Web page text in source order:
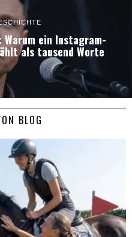
ein Instagram-
als tausend Worte
BLOG